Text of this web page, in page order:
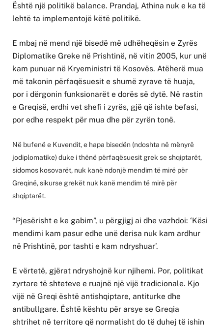
Është një politikë balance. Prandaj, Athina nuk e ka të
lehtë ta implementojë këtë politikë.
E mbaj në mend një bisedë më udhëheqësin e Zyrës
Diplomatike Greke në Prishtinë, në vitin 2005, kur unë
kam punuar në Kryeministri të Kosovës. Atëherë mua
më takonin përfaqësuesit e shumë zyrave të huaja,
por i dërgonin funksionarët e dorës së dytë. Në rastin
e Greqisë, erdhi vet shefi i zyrës, gjë që ishte befasi,
por edhe respekt për mua dhe për zyrën tonë.
Në bufenë e Kuvendit, e hapa bisedën (ndoshta në mënyrë
jodiplomatike) duke i thënë përfaqësuesit grek se shqiptarët,
sidomos kosovarët, nuk kanë ndonjë mendim të mirë për
Greqinë, sikurse grekët nuk kanë mendim të mirë për
shqiptarët.
“Pjesërisht e ke gabim”, u përgjigj ai dhe vazhdoi: ‘Kësi
mendimi kam pasur edhe unë derisa nuk kam ardhur
në Prishtinë, por tashti e kam ndryshuar’.
E vërtetë, gjërat ndryshojnë kur njihemi. Por, politikat
zyrtare të shteteve e ruajnë një vijë tradicionale. Kjo
vijë në Greqi është antishqiptare, antiturke dhe
antibullgare. Është kështu për arsye se Greqia
shtrihet në territore që normalisht do të duhej të ishin